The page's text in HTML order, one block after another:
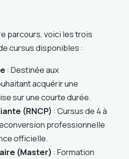
parcours, voici les trois
cursus disponibles :
: Destinée aux
acquérir une
sur une courte durée.
(RNCP) : Cursus de 4 à
professionnelle
officielle.
(Master) : Formation